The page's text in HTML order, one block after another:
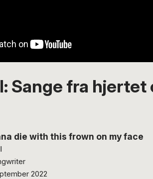
Sange fra
die with this frown on my face
2022